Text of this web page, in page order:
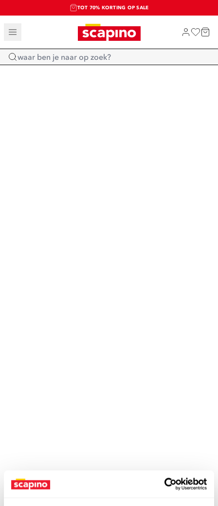
TOT 70% KORTING OP SALE
SALE: LAATSTE KANS!
SHOP NIEUW
Home